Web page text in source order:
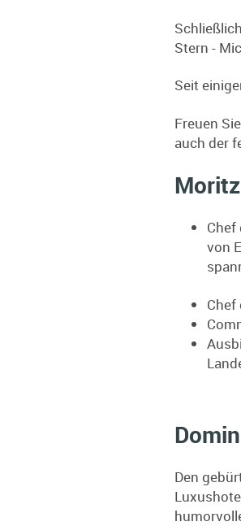
Stern -
Seit
Freuen
auch der
Chef
von
Chef
Den